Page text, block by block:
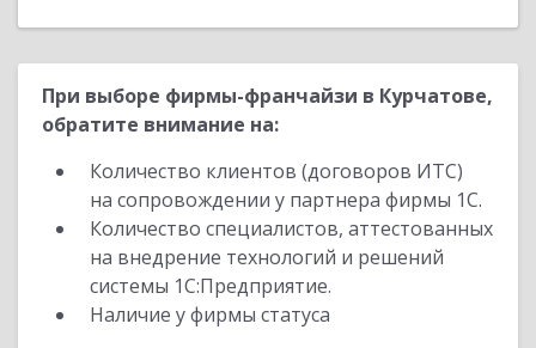
При выборе фирмы-франчайзи в Курчатове,
обратите внимание на:
Количество клиентов (договоров ИТС)
на сопровождении у партнера фирмы 1С.
Количество специалистов, аттестованных
на внедрение технологий и решений
системы 1С:Предприятие.
Наличие у фирмы статуса